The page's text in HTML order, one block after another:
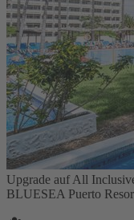
Upgrade auf All
BLUESEA Puerto